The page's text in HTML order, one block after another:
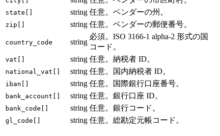
state[] string 任意。ベンダーの州。
zip[] string 任意。ベンダーの郵便番号。
country_code string
必須。ISO 3166-1 alpha-2 形式の国
コード。
vat[] string 任意。納税者 ID。
national_vat[] string 任意。国内納税者 ID。
iban[] string 任意。国際銀行口座番号。
bank_account[] string 任意。銀行口座 ID。
bank_code[] string 任意。銀行コード。
gl_code[] string 任意。総勘定元帳コード。